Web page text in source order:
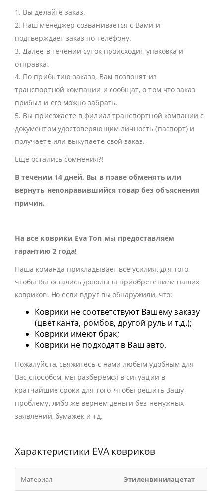
1. Вы делайте заказ.
2. Наш менеджер созванивается с Вами и
подтверждает заказ по телефону.
3. Далее в течении суток происходит упаковка и
отправка.
4. По прибытию заказа, Вам позвонят из
транспортной компании и сообщат, о том что заказ
прибыл и его можно забрать.
5. Вы приезжаете в филиал транспортной компании с
документом удостоверяющим личность (паспорт) и
получаете или выкупаете свой заказ.
Еще остались сомнения?!
В течении 14 дней, Вы в праве обменять или
вернуть непонравившийся товар без объяснения
причин.
На все коврики Eva Ton мы предоставляем
гарантию 2 года!
Наша команда прикладывает все усилия, для того,
чтобы Вы остались довольны приобретением наших
ковриков. Но если вдруг вы обнаружили, что:
Коврики не соответствуют Вашему заказу
(цвет канта, ромбов, другой руль и т.д.);
Коврики имеют брак;
Коврики не подходят в Ваш авто.
Пожалуйста, свяжитесь с нами любым удобным для
Вас способом, мы разберемся в ситуации в
кратчайшие сроки для того, чтобы решить Вашу
проблему, либо же вернем деньги без ненужных
заявлений, бумажек и тд.
Характеристики EVA ковриков
Материал Этиленвинилацетат